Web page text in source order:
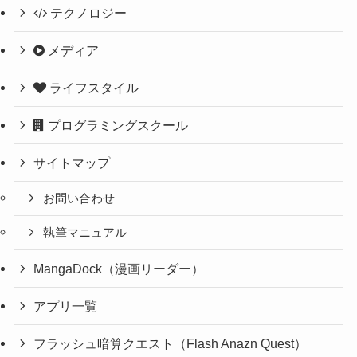
テクノロジー
メディア
ライフスタイル
プログラミングスクール
サイトマップ
お問い合わせ
執筆マニュアル
MangaDock（漫画リーダー）
アプリ一覧
フラッシュ暗算クエスト（Flash Anazn Quest）